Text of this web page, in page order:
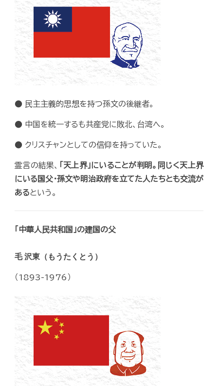
● 民主主義的思想を持つ孫文の後継者。
● 中国を統一するも共産党に敗北、台湾へ。
● クリスチャンとしての信仰を持っていた。
霊言の結果、 「天上界」にいることが判明。同じく天上界
にいる国父・孫文や明治政府を立てた人たちとも交流が
あるという。
「中華人民共和国」の建国の父
毛 沢東（もうたくとう）
（1893-1976）